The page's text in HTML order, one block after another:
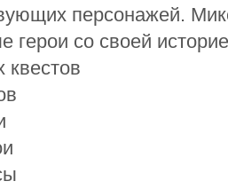
персонажей.
герои со своей
квестов